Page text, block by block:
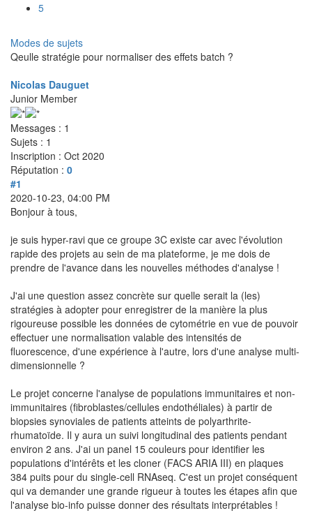
5
Modes de sujets
Qeulle stratégie pour normaliser des effets batch ?
Nicolas Dauguet
Junior Member
Messages : 1
Sujets : 1
Inscription : Oct 2020
Réputation : 0
#1
2020-10-23, 04:00 PM
Bonjour à tous,
je suis hyper-ravi que ce groupe 3C existe car avec l'évolution
rapide des projets au sein de ma plateforme, je me dois de
prendre de l'avance dans les nouvelles méthodes d'analyse !
J'ai une question assez concrète sur quelle serait la (les)
stratégies à adopter pour enregistrer de la manière la plus
rigoureuse possible les données de cytométrie en vue de pouvoir
effectuer une normalisation valable des intensités de
fluorescence, d'une expérience à l'autre, lors d'une analyse multi-
dimensionnelle ?
Le projet concerne l'analyse de populations immunitaires et non-
immunitaires (fibroblastes/cellules endothéliales) à partir de
biopsies synoviales de patients atteints de polyarthrite-
rhumatoïde. Il y aura un suivi longitudinal des patients pendant
environ 2 ans. J'ai un panel 15 couleurs pour identifier les
populations d'intérêts et les cloner (FACS ARIA III) en plaques
384 puits pour du single-cell RNAseq. C'est un projet conséquent
qui va demander une grande rigueur à toutes les étapes afin que
l'analyse bio-info puisse donner des résultats interprétables !